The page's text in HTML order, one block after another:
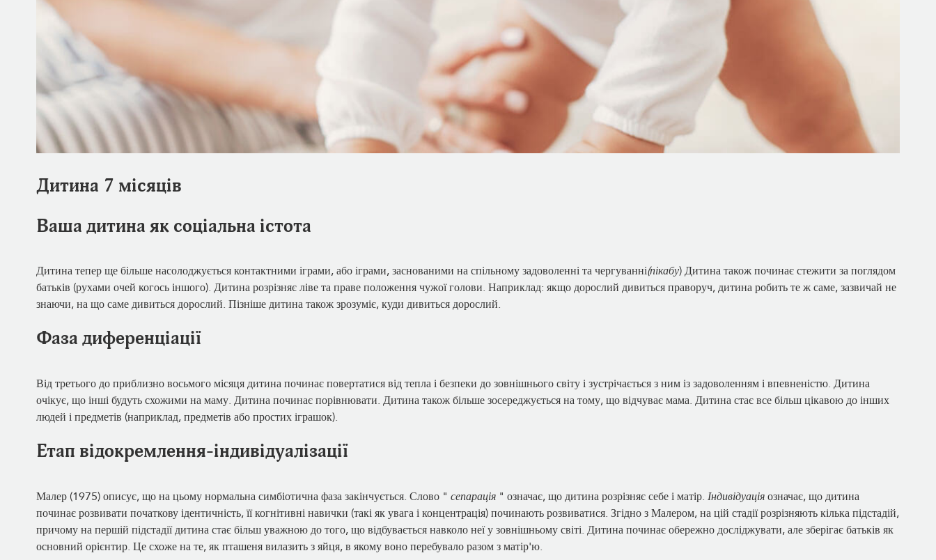
Дитина 7 місяців
Ваша дитина як соціальна істота
Дитина тепер ще більше насолоджується контактними іграми, або іграми, заснованими на спільному задоволенні та чергуванні(пікабу) Дитина також починає стежити за поглядом
батьків (рухами очей когось іншого). Дитина розрізняє ліве та праве положення чужої голови. Наприклад: якщо дорослий дивиться праворуч, дитина робить те ж саме, зазвичай не
знаючи, на що саме дивиться дорослий. Пізніше дитина також зрозуміє, куди дивиться дорослий.
Фаза диференціації
Від третього до приблизно восьмого місяця дитина починає повертатися від тепла і безпеки до зовнішнього світу і зустрічається з ним із задоволенням і впевненістю. Дитина
очікує, що інші будуть схожими на маму. Дитина починає порівнювати. Дитина також більше зосереджується на тому, що відчуває мама. Дитина стає все більш цікавою до інших
людей і предметів (наприклад, предметів або простих іграшок).
Етап відокремлення-індивідуалізації
Малер (1975) описує, що на цьому нормальна симбіотична фаза закінчується. Слово " сепарація " означає, що дитина розрізняє себе і матір. Індивідуаціяозначає, що дитина
починає розвивати початкову ідентичність, її когнітивні навички (такі як увага і концентрація) починають розвиватися. Згідно з Малером, на цій стадії розрізняють кілька підстадій,
причому на першій підстадії дитина стає більш уважною до того, що відбувається навколо неї у зовнішньому світі. Дитина починає обережно досліджувати, але зберігає батьків як
основний орієнтир. Це схоже на те, як пташеня вилазить з яйця, в якому воно перебувало разом з матір'ю.